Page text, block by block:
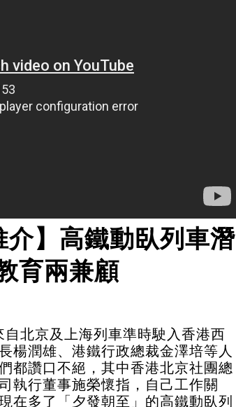
介】高鐵動臥列車潛
育兩兼顧
北京及上海列車準時駛入香港西
楊潤雄、港鐵行政總裁金澤培等人
都讚口不絕，其中香港北京社團總
執行董事施榮懷指，自己工作關
在多了「夕發朝至」的高鐵動臥列